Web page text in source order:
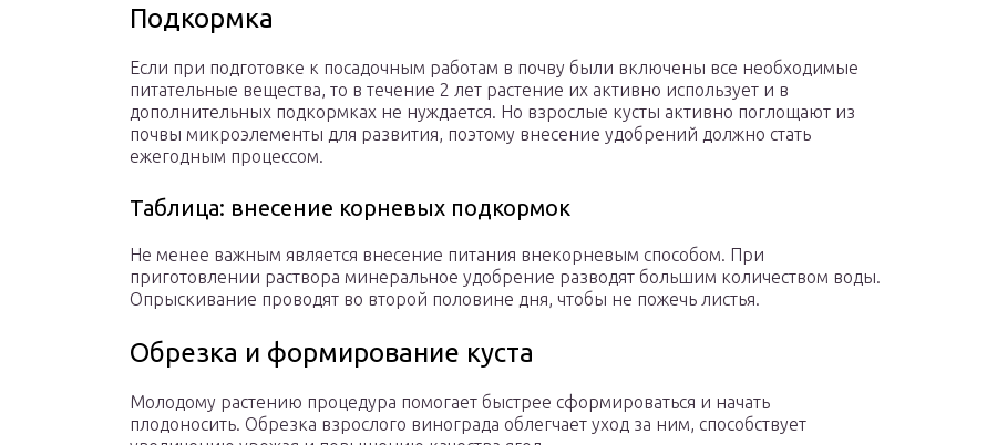
Подкормка
Если при подготовке к посадочным работам в почву были включены все необходимые
питательные вещества, то в течение 2 лет растение их активно использует и в
дополнительных подкормках не нуждается. Но взрослые кусты активно поглощают из
почвы микроэлементы для развития, поэтому внесение удобрений должно стать
ежегодным процессом.
Таблица: внесение корневых подкормок
Не менее важным является внесение питания внекорневым способом. При
приготовлении раствора минеральное удобрение разводят большим количеством воды.
Опрыскивание проводят во второй половине дня, чтобы не пожечь листья.
Обрезка и формирование куста
Молодому растению процедура помогает быстрее сформироваться и начать
плодоносить. Обрезка взрослого винограда облегчает уход за ним, способствует